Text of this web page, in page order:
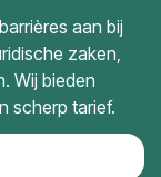
aan bij
zaken,
Wij bieden
scherp tarief.